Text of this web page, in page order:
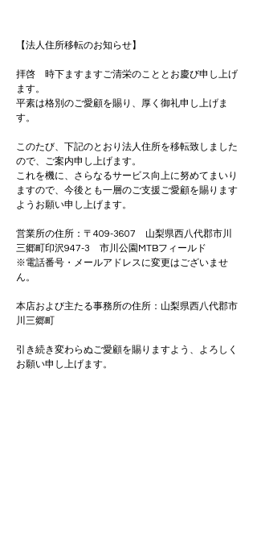
【法人住所移転のお知らせ】
拝啓　時下ますますご清栄のこととお慶び申し上げ
ます。
平素は格別のご愛顧を賜り、厚く御礼申し上げま
す。
このたび、下記のとおり法人住所を移転致しました
ので、ご案内申し上げます。
これを機に、さらなるサービス向上に努めてまいり
ますので、今後とも一層のご支援ご愛顧を賜ります
ようお願い申し上げます。
営業所の住所：〒409-3607　山梨県西八代郡市川
三郷町印沢947-3　市川公園MTBフィールド
※電話番号・メールアドレスに変更はございませ
ん。
本店および主たる事務所の住所：山梨県西八代郡市
川三郷町
引き続き変わらぬご愛顧を賜りますよう、よろしく
お願い申し上げます。